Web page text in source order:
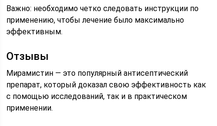
Важно: необходимо четко следовать инструкции по
применению, чтобы лечение было максимально
эффективным.
Отзывы
Мирамистин — это популярный антисептический
препарат, который доказал свою эффективность как
с помощью исследований, так и в практическом
применении.